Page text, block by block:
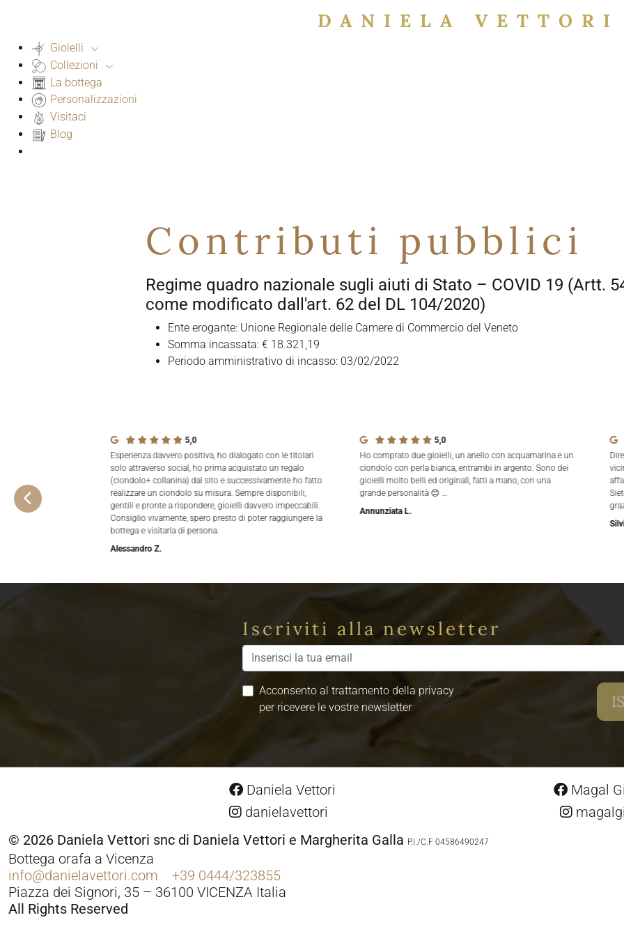
DANIELA VETTORI
Gioielli
Collezioni
La bottega
Personalizzazioni
Visitaci
Blog
Contributi pubblici
Regime quadro nazionale sugli aiuti di Stato – COVID 19 (Artt.
come modificato dall'art. 62 del DL 104/2020)
Ente erogante: Unione Regionale delle Camere di Commercio del Veneto
Somma incassata: € 18.321,19
Periodo amministrativo di incasso: 03/02/2022
5,0
Esperienza davvero positiva, ho dialogato con le titolari
solo attraverso social, ho prima acquistato un regalo
(ciondolo+ collanina) dal sito e successivamente ho fatto
realizzare un ciondolo su misura. Sempre disponibili,
gentili e pronte a rispondere, gioielli davvero impeccabili.
Consiglio vivamente, spero presto di poter raggiungere la
bottega e visitarla di persona.
Alessandro Z.
5,0
Ho comprato due gioielli, un anello con acquamarina e un
ciondolo con perla bianca, entrambi in argento. Sono dei
gioielli molto belli ed originali, fatti a mano, con una
grande personalità 😊 …
Annunziata L.
Iscriviti alla newsletter
Acconsento al trattamento della privacy
per ricevere le vostre newsletter
Daniela Vettori
danielavettori
Magal
© 2026 Daniela Vettori snc di Daniela Vettori e Margherita Galla P.I./C.F 04586490247
Bottega orafa a Vicenza
info@danielavettori.com
+39 0444/323855
Piazza dei Signori, 35 – 36100 VICENZA Italia
All Rights Reserved